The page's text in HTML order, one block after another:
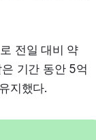
전일 대비 약
기간 동안 5억
지했다.